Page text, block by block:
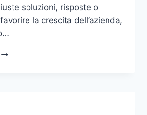
soluzioni, risposte o
la crescita dell’azienda,
IL